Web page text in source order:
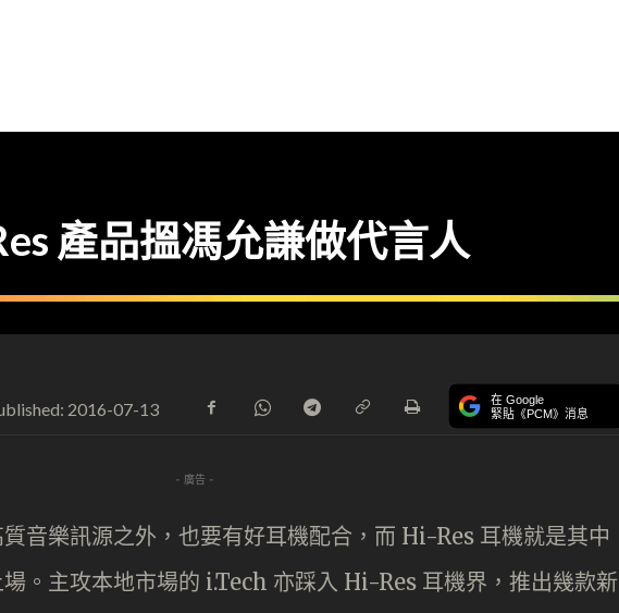
產品搵馮允謙做代言人
2016-07-13 在 Google
緊貼《PCM》消息
- 廣告 -
音樂訊源之外，也要有好耳機配合，而 Hi-Res 耳機就是其中
。主攻本地市場的 i.Tech 亦踩入 Hi-Res 耳機界，推出幾款新